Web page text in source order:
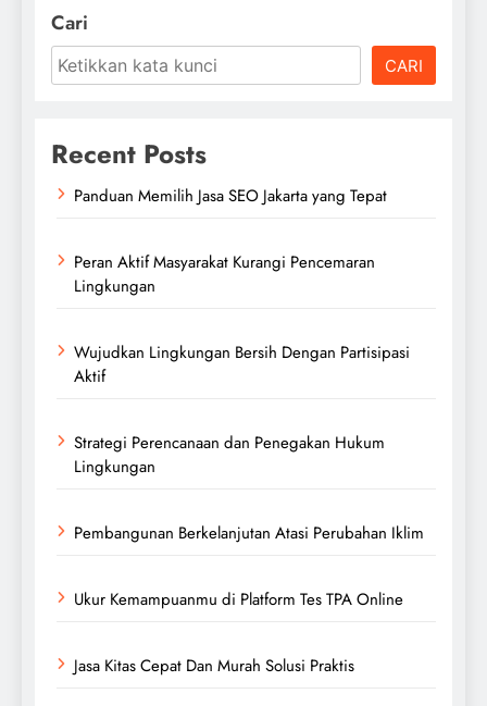
Cari
CARI
Recent Posts
Panduan Memilih Jasa SEO Jakarta yang Tepat
Peran Aktif Masyarakat Kurangi Pencemaran
Lingkungan
Wujudkan Lingkungan Bersih Dengan Partisipasi
Aktif
Strategi Perencanaan dan Penegakan Hukum
Lingkungan
Pembangunan Berkelanjutan Atasi Perubahan Iklim
Ukur Kemampuanmu di Platform Tes TPA Online
Jasa Kitas Cepat Dan Murah Solusi Praktis